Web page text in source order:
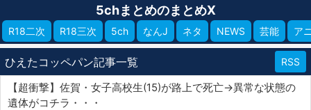
5chまとめのまとめX
R18二次 R18三次 5ch なんJ ネタ NEWS 芸能 ア
ひえたコッペパン記事一覧 RSS
【超衝撃】佐賀・女子高校生(15)が路上で死亡→異常な状態の
遺体がコチラ・・・